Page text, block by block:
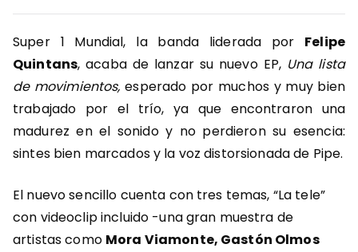
Super 1 Mundial, la banda liderada por Felipe
Quintans, acaba de lanzar su nuevo EP, Una lista
de movimientos,esperado por muchos y muy bien
trabajado por el trío, ya que encontraron una
madurez en el sonido y no perdieron su esencia:
sintes bien marcados y la voz distorsionada de Pipe.
El nuevo sencillo cuenta con tres temas, “La tele”
con videoclip incluido -una gran muestra de
artistas como Mora Viamonte, Gastón Olmos